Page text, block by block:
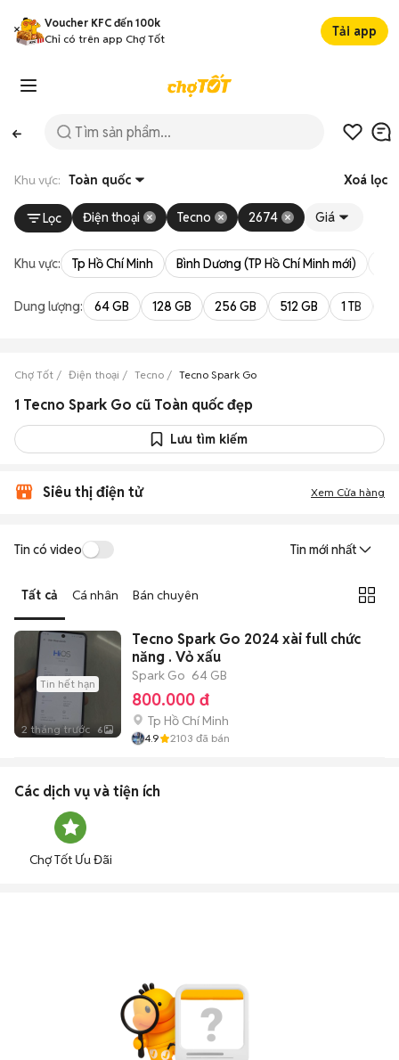
Voucher KFC đến 100k
Chỉ có trên app Chợ Tốt
Tải app
Khu vực: Toàn quốc Xoá lọc
Lọc Điện thoại Tecno 2674 Giá
Khu vực: Tp Hồ Chí Minh Bình Dương (TP Hồ Chí Minh mới)
Dung lượng: 64 GB 128 GB 256 GB 512 GB 1 TB
Chợ Tốt Điện thoại Tecno Tecno Spark Go
1 Tecno Spark Go cũ Toàn quốc đẹp
Lưu tìm kiếm
Siêu thị điện tử Xem Cửa hàng
Tin có video Tin mới nhất
Tất cả Cá nhân Bán chuyên
Tin hết hạn
2 tháng trước 6
Tecno Spark Go 2024 xài full chức
năng . Vỏ xấu
Spark Go 64 GB
800.000 đ
Tp Hồ Chí Minh
4.9 2103 đã bán
Các dịch vụ và tiện ích
Chợ Tốt Ưu Đãi